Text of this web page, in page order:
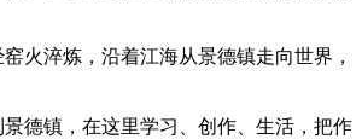
淬炼，沿着江海从景德镇走向世界，
镇，在这里学习、创作、生活，把作